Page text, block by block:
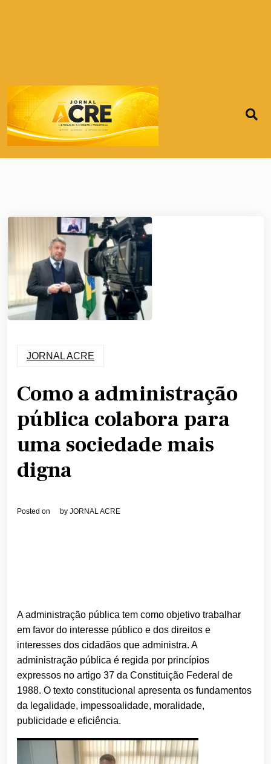
JORNAL ACRE
Como a administração
pública colabora para
uma sociedade mais
digna
Posted on by JORNAL ACRE
A administração pública tem como objetivo trabalhar
em favor do interesse público e dos direitos e
interesses dos cidadãos que administra. A
administração pública é regida por princípios
expressos no artigo 37 da Constituição Federal de
1988. O texto constitucional apresenta os fundamentos
da legalidade, impessoalidade, moralidade,
publicidade e eficiência.